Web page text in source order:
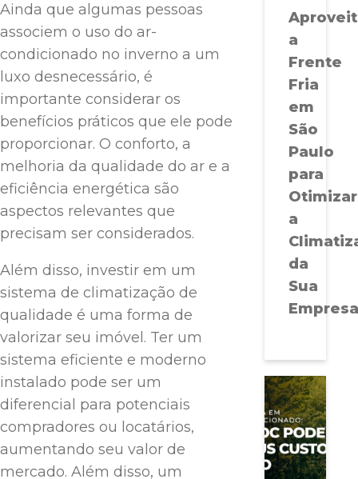
Ainda que algumas pessoas
associem o uso do ar-
condicionado no inverno a um
luxo desnecessário, é
importante considerar os
benefícios práticos que ele pode
proporcionar. O conforto, a
melhoria da qualidade do ar e a
eficiência energética são
aspectos relevantes que
precisam ser considerados.
Além disso, investir em um
sistema de climatização de
qualidade é uma forma de
valorizar seu imóvel. Ter um
sistema eficiente e moderno
instalado pode ser um
diferencial para potenciais
compradores ou locatários,
aumentando seu valor de
mercado. Além disso, um
a
Frente
Fria
em
São
Paulo
para
Otimizar
a
da
Sua